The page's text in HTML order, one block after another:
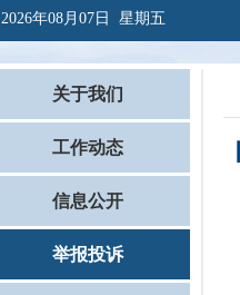
2026年08月07日 星期五
关于我们
工作动态
信息公开
举报投诉